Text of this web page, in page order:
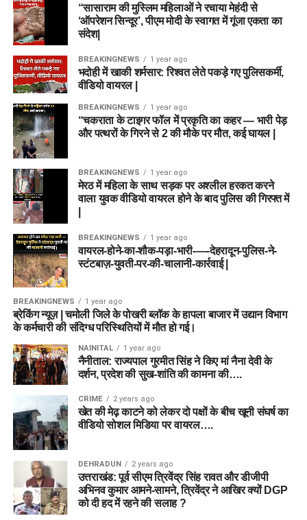
“सासाराम की मुस्लिम महिलाओं ने रचाया मेहंदी से
‘ऑपरेशन सिन्दूर’, पीएम मोदी के स्वागत में गूंजा एकता का
संदेश|
BREAKINGNEWS 1 year ago
भदोही में खाकी शर्मसार: रिश्वत लेते पकड़े गए पुलिसकर्मी,
वीडियो वायरल |
BREAKINGNEWS 1 year ago
“चकराता के टाइगर फॉल में प्रकृति का कहर — भारी पेड़
और पत्थरों के गिरने से 2 की मौके पर मौत, कई घायल |
BREAKINGNEWS 1 year ago
मेरठ में महिला के साथ सड़क पर अश्लील हरकत करने
वाला युवक वीडियो वायरल होने के बाद पुलिस की गिरफ्त में
BREAKINGNEWS 1 year ago
वायरल-होने-का-शौक-पड़ा-भारी-—-देहरादून-पुलिस-ने-
स्टंटबाज़-युवती-पर-की-चालानी-कार्रवाई |
BREAKINGNEWS 1 year ago
ब्रेकिंग न्यूज़ | चमोली जिले के पोखरी ब्लॉक के हापला बाजार में उद्यान विभाग
के कर्मचारी की संदिग्ध परिस्थितियों में मौत हो गई।
NAINITAL 1 year ago
नैनीताल: राज्यपाल गुरमीत सिंह ने किए मां नैना देवी के
दर्शन, प्रदेश की सुख-शांति की कामना की….
CRIME 2 years ago
खेत की मेढ़ काटने को लेकर दो पक्षों के बीच खूनी संघर्ष का
वीडियो सोशल मिडिया पर वायरल….
DEHRADUN 2 years ago
उत्तराखंड: पूर्व सीएम त्रिवेंद्र सिंह रावत और डीजीपी
अभिनव कुमार आमने-सामने, त्रिवेंद्र ने आखिर क्यों DGP
को दी हद में रहने की सलाह ?